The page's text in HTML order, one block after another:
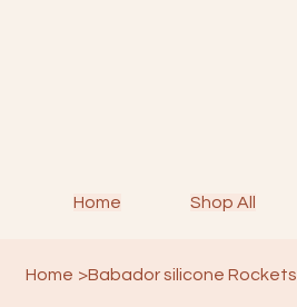
Home Shop All
Home >Babador silicone Rockets